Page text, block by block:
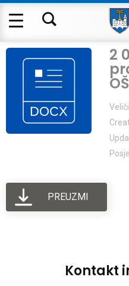
2
PREUZMI
Kontakt